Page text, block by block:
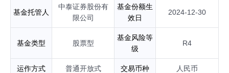
券投资基金发起式联接基金基金经理；自2024年12月起任富国
上证科创板芯片交易型开放式指数证券投资基金基金经理；自2
资基金发起式联接基金基金经理；自2025年06月起任富国深证
100交易型开放式指数证券投资基金联接基金基金经理；自202
基金经理；具有基金从业资格。
基金托管人
中泰证券股份有
限公司
基金份额生
效日
2024-12-30
基金类型 股票型
基金风险等
级
R4
运作方式 普通开放式 交易币种 人民币